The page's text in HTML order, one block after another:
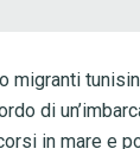
migranti
di
in mare e